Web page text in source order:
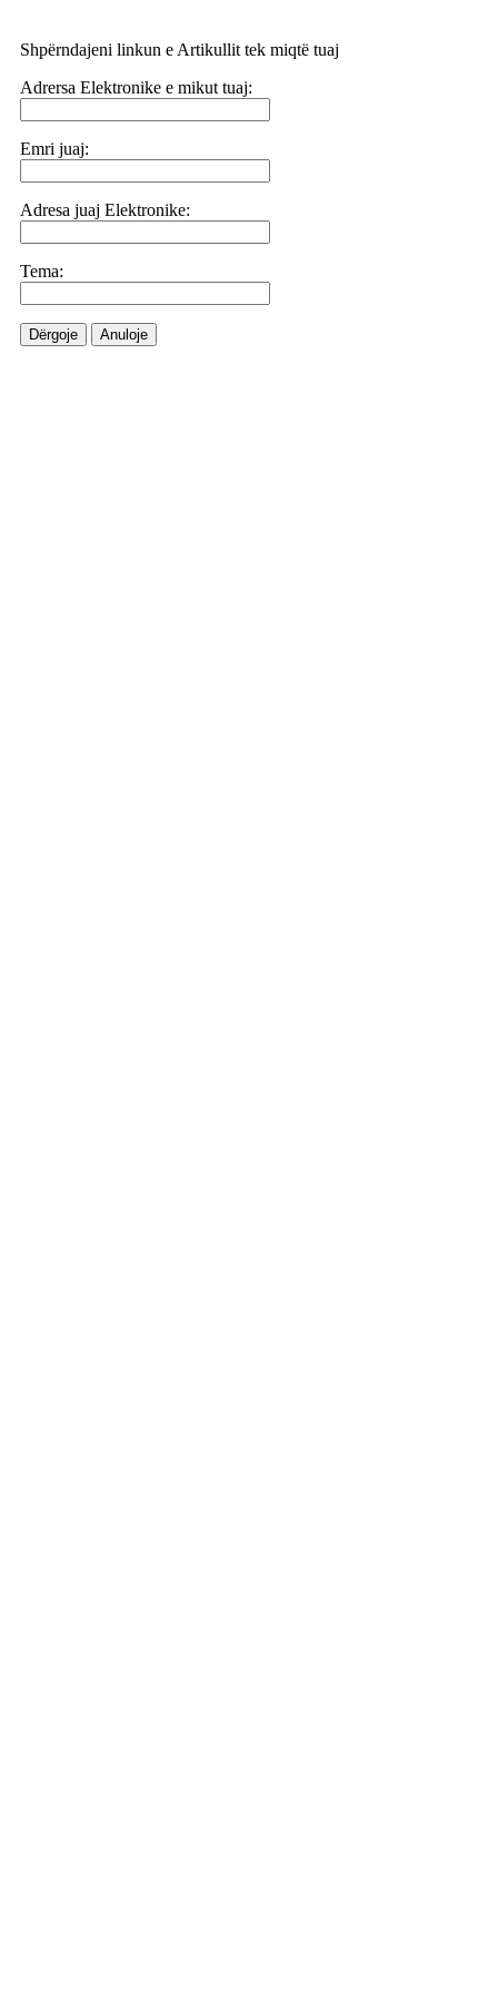
Shpërndajeni linkun e Artikullit tek miqtë tuaj
Adrersa Elektronike e mikut tuaj:
Emri juaj:
Adresa juaj Elektronike:
Tema:
Dërgoje Anuloje